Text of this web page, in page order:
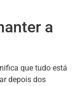
a
que tudo está
depois dos